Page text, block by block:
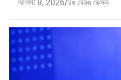
আগস্ট 8, 2026 রঙ বেরঙ ডেস্ক